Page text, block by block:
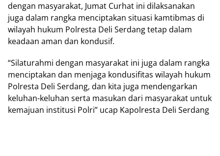
dengan masyarakat, Jumat Curhat ini dilaksanakan
juga dalam rangka menciptakan situasi kamtibmas di
wilayah hukum Polresta Deli Serdang tetap dalam
keadaan aman dan kondusif.
“Silaturahmi dengan masyarakat ini juga dalam rangka
menciptakan dan menjaga kondusifitas wilayah hukum
Polresta Deli Serdang, dan kita juga mendengarkan
keluhan-keluhan serta masukan dari masyarakat untuk
kemajuan institusi Polri” ucap Kapolresta Deli Serdang